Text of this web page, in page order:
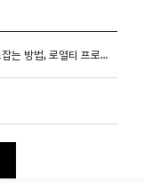
(하나Knowledge+) 손님의 마음을 사로잡는 방법, 로열티 프로그램